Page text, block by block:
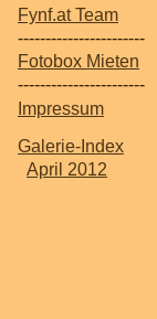
Fynf.at Team
-----------------------
Fotobox Mieten
-----------------------
Impressum
Galerie-Index
April 2012